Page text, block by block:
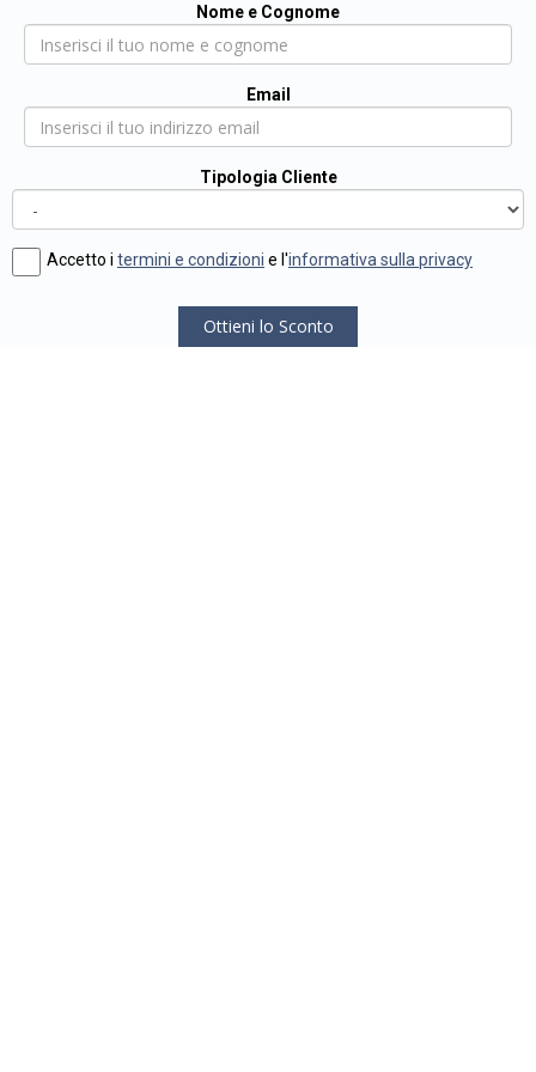
Nome e Cognome
Email
Tipologia Cliente
Accetto i termini e condizioni e l'informativa sulla privacy
Ottieni lo Sconto